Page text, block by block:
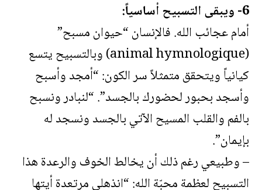
6- ويبقى التسبيح أساسياً:
أمام عجائب الله. فالإنسان “حيوان مسبح”
(animal hymnologique) وبالتسبيح يتسع
كيانياً ويتحقق متمثلاً سر الكون: “أمجد وأسبح
وأسجد بحبور لحضورك بالجسد”. “لنبادر ونسبح
بالفم والقلب المسيح الآتي بالجسد ونسجد له
بإيمان”.
– وطبيعي رغم ذلك أن يخالط الخوف والرعدة هذا
التسبيح لعظمة محبّة الله: “انذهلي مرتعدة أيتها